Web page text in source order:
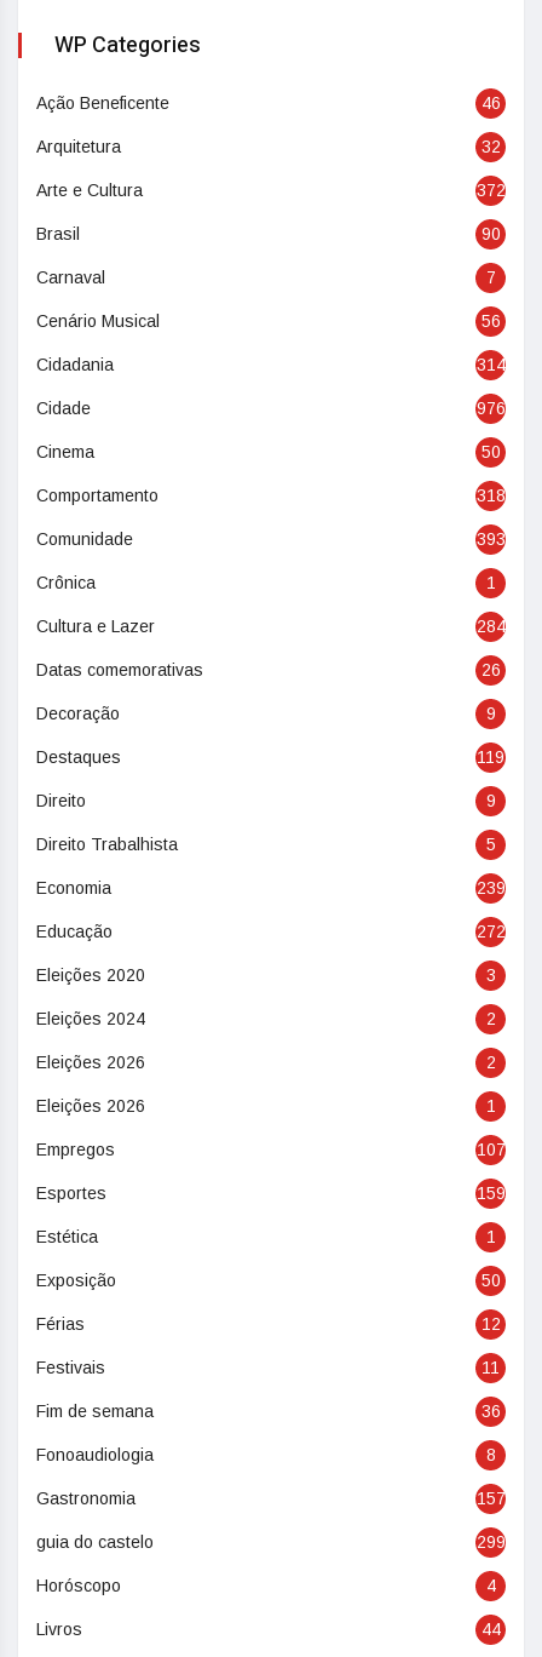
WP Categories
Ação Beneficente 46
Arquitetura 32
Arte e Cultura 372
Brasil 90
Carnaval 7
Cenário Musical 56
Cidadania 314
Cidade 976
Cinema 50
Comportamento 318
Comunidade 393
Crônica 1
Cultura e Lazer 284
Datas comemorativas 26
Decoração 9
Destaques 119
Direito 9
Direito Trabalhista 5
Economia 239
Educação 272
Eleições 2020 3
Eleições 2024 2
Eleições 2026 2
Eleições 2026 1
Empregos 107
Esportes 159
Estética 1
Exposição 50
Férias 12
Festivais 11
Fim de semana 36
Fonoaudiologia 8
Gastronomia 157
guia do castelo 299
Horóscopo 4
Livros 44